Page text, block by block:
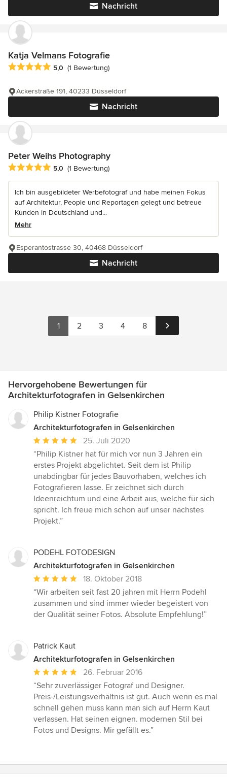
Nachricht
Katja Velmans Fotografie
Durchschnittliche Bewertung: 5 von 5 Sternen
5,0 (1 Bewertung)
Nachricht
Ackerstraße 191, 40233 Düsseldorf
Peter Weihs Photography
Durchschnittliche Bewertung: 5 von 5 Sternen
5,0 (1 Bewertung)
Ich bin ausgebildeter Werbefotograf und habe meinen Fokus
auf Architektur, People und Reportagen gelegt und betreue
Kunden in Deutschland und...
Mehr
Nachricht
Esperantostrasse 30, 40468 Düsseldorf
1 2 3 4 8
Hervorgehobene Bewertungen für
Architekturfotografen in Gelsenkirchen
Philip Kistner Fotografie
Architekturfotografen in Gelsenkirchen
Durchschnittliche
Bewertung:
5
von
5
Sternen
25. Juli 2020
“Philip Kistner hat für mich vor nun 3 Jahren ein
erstes Projekt abgelichtet. Seit dem ist Philip
unabdingbar für jedes Bauvorhaben, welches ich
Fotografieren lasse. Er zeichnet sich durch
Ideenreichtum und eine Arbeit aus, welche für sich
spricht. Ich freue mich schon auf unser nächstes
Projekt.”
PODEHL FOTODESIGN
Architekturfotografen in Gelsenkirchen
Durchschnittliche
Bewertung:
5
von
18. Oktober 2018
“Wir arbeiten seit fast 20 jahren mit Herrn Podehl
zusammen und sind immer wieder begeistert von
der Qualität seiner Fotos. Absolute Empfehlung!”
Patrick Kaut
Architekturfotografen in Gelsenkirchen
Durchschnittliche
Bewertung:
5
von
5
Sternen
26. Februar 2016
“Sehr zuverlässiger Fotograf und Designer.
Preis-/Leistungsverhältnis ist gut. Auch wenn es mal
schnell gehen muss kann man sich auf Herrn Kaut
verlassen. Hat seinen eignen. modernen Stil bei
Fotos und Designs. Mir gefällt es.”